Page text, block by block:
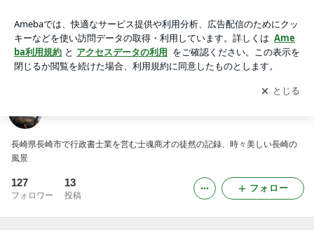
アプリをダウンロードして ブログの更新通知
を受け取りまし
ょう。
開く
長崎県長崎市で行政書士業を営む士魂商才の徒然の記録、時々美しい長崎の
風景
127
フォロワー
13
投稿
フォロー